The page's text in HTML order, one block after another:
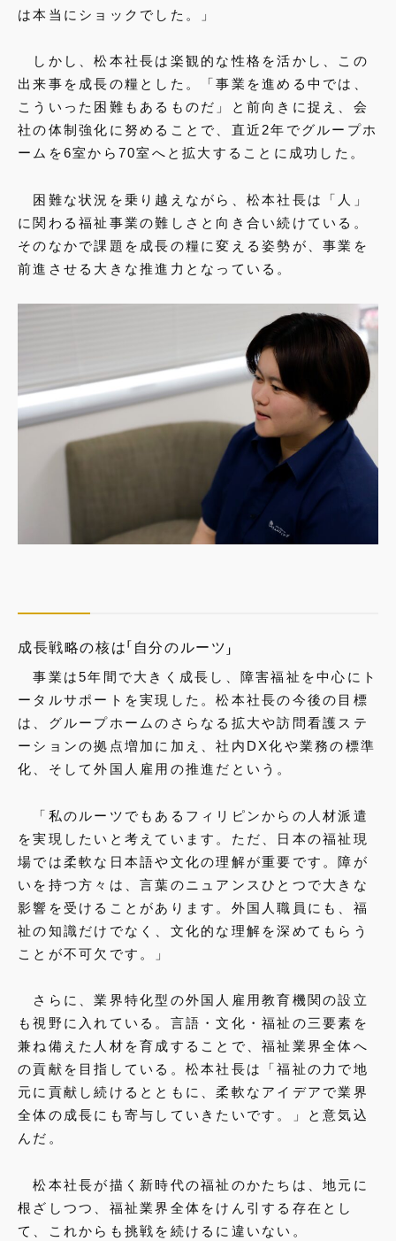
は本当にショックでした。」
しかし、松本社長は楽観的な性格を活かし、この
出来事を成長の糧とした。「事業を進める中では、
こういった困難もあるものだ」と前向きに捉え、会
社の体制強化に努めることで、直近2年でグループホ
ームを6室から70室へと拡大することに成功した。
困難な状況を乗り越えながら、松本社長は「人」
に関わる福祉事業の難しさと向き合い続けている。
そのなかで課題を成長の糧に変える姿勢が、事業を
前進させる大きな推進力となっている。
成長戦略の核は「自分のルーツ」
事業は5年間で大きく成長し、障害福祉を中心にト
ータルサポートを実現した。松本社長の今後の目標
は、グループホームのさらなる拡大や訪問看護ステ
ーションの拠点増加に加え、社内DX化や業務の標準
化、そして外国人雇用の推進だという。
「私のルーツでもあるフィリピンからの人材派遣
を実現したいと考えています。ただ、日本の福祉現
場では柔軟な日本語や文化の理解が重要です。障が
いを持つ方々は、言葉のニュアンスひとつで大きな
影響を受けることがあります。外国人職員にも、福
祉の知識だけでなく、文化的な理解を深めてもらう
ことが不可欠です。」
さらに、業界特化型の外国人雇用教育機関の設立
も視野に入れている。言語・文化・福祉の三要素を
兼ね備えた人材を育成することで、福祉業界全体へ
の貢献を目指している。松本社長は「福祉の力で地
元に貢献し続けるとともに、柔軟なアイデアで業界
全体の成長にも寄与していきたいです。」と意気込
んだ。
松本社長が描く新時代の福祉のかたちは、地元に
根ざしつつ、福祉業界全体をけん引する存在とし
て、これからも挑戦を続けるに違いない。